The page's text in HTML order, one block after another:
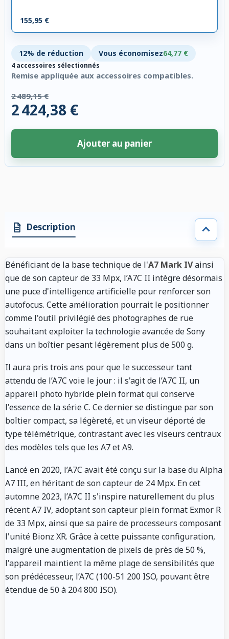
155,95 €
12% de réduction Vous économisez64,77 €
4 accessoires sélectionnés
Remise appliquée aux accessoires compatibles.
2 489,15 €
2 424,38 €
Ajouter au panier
Description
Bénéficiant de la base technique de l'A7 Mark IVainsi
que de son capteur de 33 Mpx, l’A7C II intègre désormais
une puce d'intelligence artificielle pour renforcer son
autofocus. Cette amélioration pourrait le positionner
comme l'outil privilégié des photographes de rue
souhaitant exploiter la technologie avancée de Sony
dans un boîtier pesant légèrement plus de 500 g.
Il aura pris trois ans pour que le successeur tant
attendu de l’A7C voie le jour : il s'agit de l’A7C II, un
appareil photo hybride plein format qui conserve
l'essence de la série C. Ce dernier se distingue par son
boîtier compact, sa légèreté, et un viseur déporté de
type télémétrique, contrastant avec les viseurs centraux
des modèles tels que les A7 et A9.
Lancé en 2020, l’A7C avait été conçu sur la base du Alpha
A7 III, en héritant de son capteur de 24 Mpx. En cet
automne 2023, l’A7C II s'inspire naturellement du plus
récent A7 IV, adoptant son capteur plein format Exmor R
de 33 Mpx, ainsi que sa paire de processeurs composant
l'unité Bionz XR. Grâce à cette puissante configuration,
malgré une augmentation de pixels de près de 50 %,
l'appareil maintient la même plage de sensibilités que
son prédécesseur, l’A7C (100-51 200 ISO, pouvant être
étendue de 50 à 204 800 ISO).